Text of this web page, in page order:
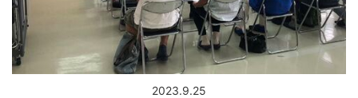
2023.9.25